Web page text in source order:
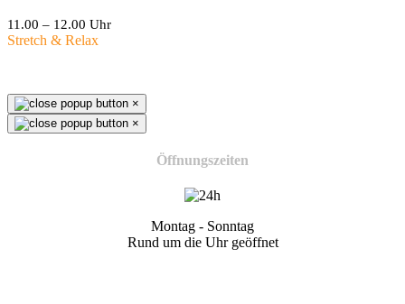
11.00 – 12.00 Uhr
Stretch & Relax
×
×
Öffnungszeiten
Montag - Sonntag
Rund um die Uhr geöffnet